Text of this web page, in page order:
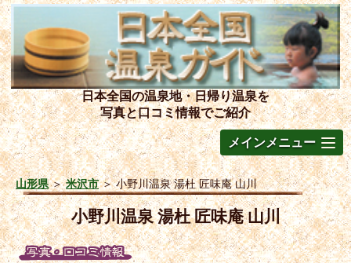
日本全国の温泉地・日帰り温泉を
写真と口コミ情報でご紹介
メインメニュー
山形県＞米沢市＞小野川温泉 湯杜 匠味庵 山川
小野川温泉 湯杜 匠味庵 山川